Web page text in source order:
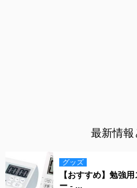
最新情報
グッズ
【おすすめ】勉強
ー - ...